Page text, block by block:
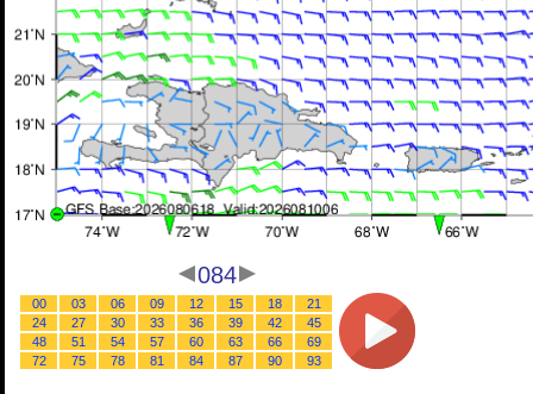
084
00 03 06 09 12 15 18
21
24
27 30 33 36 39 42
45
48
51 54 57 60 63 66
69
72
75 78 81 84 87 90 93